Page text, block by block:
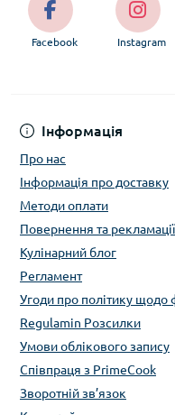
Інформація
Про нас
Інформація про доставку
Методи оплати
Повернення та рекламації
Кулінарний блог
Регламент
Угоди про політику щодо
Regulamin Розсилки
Умови облікового запису
Співпраця з PrimeCook
Зворотній зв’язок
Facebook Instagram